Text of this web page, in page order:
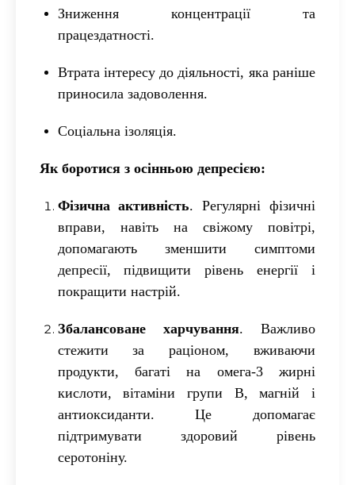
Зниження концентрації та
працездатності.
Втрата інтересу до діяльності, яка раніше
приносила задоволення.
Соціальна ізоляція.
Як боротися з осінньою депресією:
Фізична активність. Регулярні фізичні
вправи, навіть на свіжому повітрі,
допомагають зменшити симптоми
депресії, підвищити рівень енергії і
покращити настрій.
Збалансоване харчування. Важливо
стежити за раціоном, вживаючи
продукти, багаті на омега-3 жирні
кислоти, вітаміни групи B, магній і
антиоксиданти. Це допомагає
підтримувати здоровий рівень
серотоніну.